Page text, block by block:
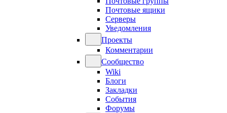
Почтовые ящики
Серверы
Уведомления
Проекты
Комментарии
Сообщество
Wiki
Блоги
Закладки
События
Форумы